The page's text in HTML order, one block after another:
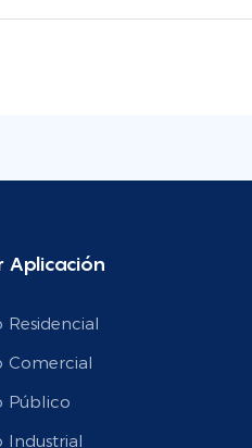
Aplicación
Residencial
Comercial
Público
Industrial